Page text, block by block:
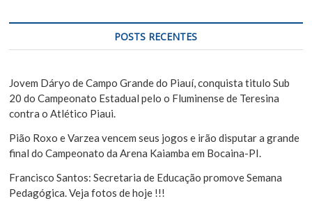
d
e
P
o
s
t
q
i
a
r
POSTS RECENTES
Jovem Dáryo de Campo Grande do Piauí, conquista titulo Sub
20 do Campeonato Estadual pelo o Fluminense de Teresina
contra o Atlético Piaui.
Pião Roxo e Varzea vencem seus jogos e irão disputar a grande
final do Campeonato da Arena Kaiamba em Bocaina-PI.
Francisco Santos: Secretaria de Educação promove Semana
Pedagógica. Veja fotos de hoje !!!